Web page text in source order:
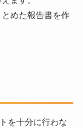
めた報告書を作
を十分に行わな